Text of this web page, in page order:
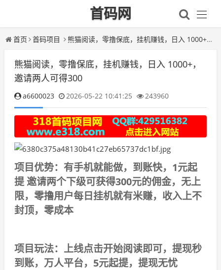
首码网
首页 首码项目 熊猫阅读，零撸保底，挂机赚钱，日入 1000+，邀请两人可得300
熊猫阅读，零撸保底，挂机赚钱，日入 1000+，
邀请两人可得300
a6600023 2026-05-22 10:41:25 243960
项目优势：有手机就能做，到账快，1元起
提 邀请两个下级可获得300元的佣金，无上
限，零撸用户每日挂机就有米赚，收入上不
封顶，零成本
项目玩法：上线点击开始阅读即可，提现秒
到账，万人平台，5元起提，提现无忧